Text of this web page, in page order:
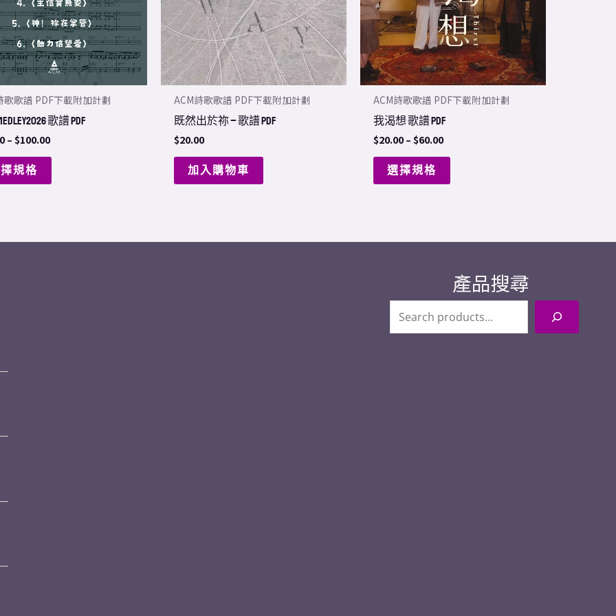
歌歌譜 PDF下載附加計劃
歌譜 PDF
–$100.00
規格
The
options
may
be
chosen
on
the
ACM詩歌歌譜 PDF下載附加計劃
既然出於祢 – 歌譜 PDF
$20.00
加入購物車
ACM詩歌歌譜 PDF下載附加計劃
我渴想 歌譜 PDF
$20.00–$60.00
選擇規格
The
options
may
be
chosen
on
產品搜尋